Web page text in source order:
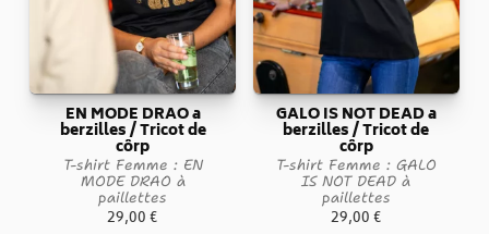
EN MODE DRAO a
berzilles / Tricot de
côrp
T-shirt Femme : EN
MODE DRAO à
paillettes
29,00€
GALO IS NOT DEAD a
berzilles / Tricot de
côrp
T-shirt Femme : GALO
IS NOT DEAD à
paillettes
29,00€